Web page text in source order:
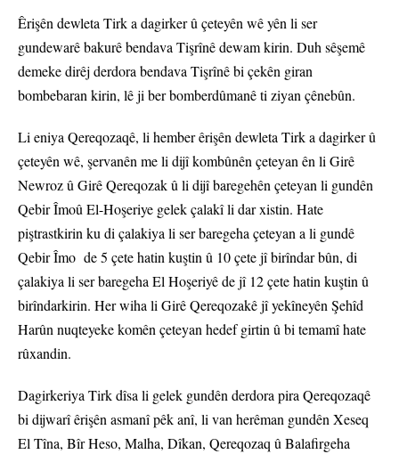
Êrişên dewleta Tirk a dagirker û çeteyên wê yên li ser
gundewarê bakurê bendava Tişrînê dewam kirin. Duh sêşemê
demeke dirêj derdora bendava Tişrînê bi çekên giran
bombebaran kirin, lê ji ber bomberdûmanê ti ziyan çênebûn.
Li eniya Qereqozaqê, li hember êrişên dewleta Tirk a dagirker û
çeteyên wê, şervanên me li dijî kombûnên çeteyan ên li Girê
Newroz û Girê Qereqozak û li dijî baregehên çeteyan li gundên
Qebir Îmoû El-Hoşeriye gelek çalakî li dar xistin. Hate
piştrastkirin ku di çalakiya li ser baregeha çeteyan a li gundê
Qebir Îmo de 5 çete hatin kuştin û 10 çete jî birîndar bûn, di
çalakiya li ser baregeha El Hoşeriyê de jî 12 çete hatin kuştin û
birîndarkirin. Her wiha li Girê Qereqozakê jî yekîneyên Şehîd
Harûn nuqteyeke komên çeteyan hedef girtin û bi temamî hate
rûxandin.
Dagirkeriya Tirk dîsa li gelek gundên derdora pira Qereqozaqê
bi dijwarî êrişên asmanî pêk anî, li van herêman gundên Xeseq
El Tîna, Bîr Heso, Malha, Dîkan, Qereqozaq û Balafirgeha